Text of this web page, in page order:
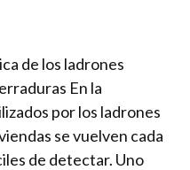
de ⁤los ladrones
En la
por los⁢ ladrones
se vuelven cada
de ​detectar. Uno